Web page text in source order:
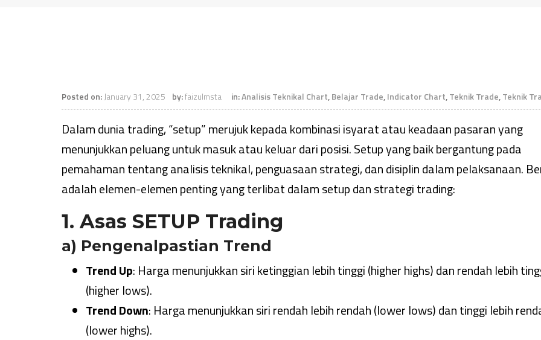
Posted on: January 31, 2025 by:faizulmsta in:Analisis Teknikal Chart,Belajar Trade,Indicator Chart,Teknik Trade,Teknik
Dalam dunia trading, “setup” merujuk kepada kombinasi isyarat atau keadaan pasaran yang
menunjukkan peluang untuk masuk atau keluar dari posisi. Setup yang baik bergantung pada
pemahaman tentang analisis teknikal, penguasaan strategi, dan disiplin dalam pelaksanaan.
adalah elemen-elemen penting yang terlibat dalam setup dan strategi trading:
1. Asas SETUP Trading
a) Pengenalpastian Trend
Trend Up: Harga menunjukkan siri ketinggian lebih tinggi (higher highs) dan rendah lebih
(higher lows).
Trend Down: Harga menunjukkan siri rendah lebih rendah (lower lows) dan tinggi lebih
(lower highs).